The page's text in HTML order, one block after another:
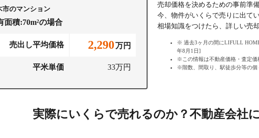
市のマンション
面積:70m²の場合
売出し平均価格 2,290万円
平米単価 33万円
売却価格を決めるための事前準
今、物件がいくらで売りに出て
相場知識をつけたら、詳しい売
過去3ヶ月の間にLIFULL
年8月1日]
この情報は不動産価格・査定
階数、間取り、駅徒歩分等の
実際にいくらで売れるのか？不動産会社